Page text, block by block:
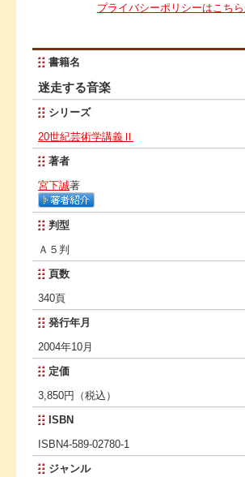
プライバシーポリシーはこち
書籍名
迷走する音楽
シリーズ
20世紀芸術学講義Ⅱ
著者
宮下誠著
判型
Ａ５判
頁数
340頁
発行年月
2004年10月
定価
3,850円（税込）
ISBN
ISBN4-589-02780-1
ジャンル